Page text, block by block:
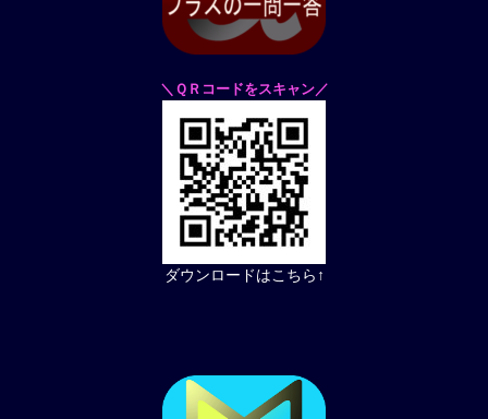
＼ＱＲコードをスキャン／
ダウンロードはこちら↑